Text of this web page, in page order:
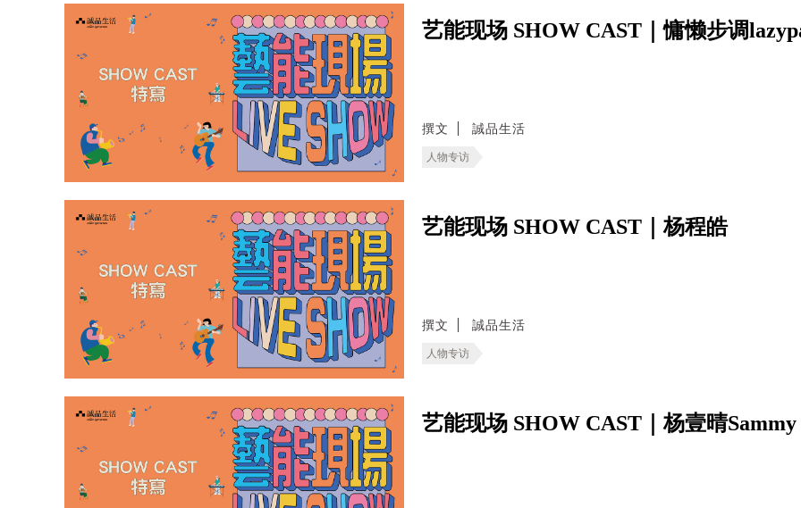
艺能现场 SHOW CAST｜慵懒步调
撰文 誠品生活
人物专访
艺能现场 SHOW CAST｜杨程皓
撰文 誠品生活
人物专访
艺能现场 SHOW CAST｜杨壹晴Sammy